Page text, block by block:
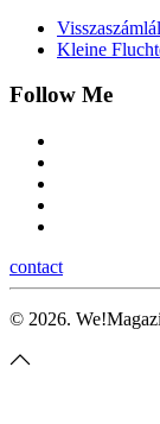
Kleine
Follow Me
contact
© 2026.